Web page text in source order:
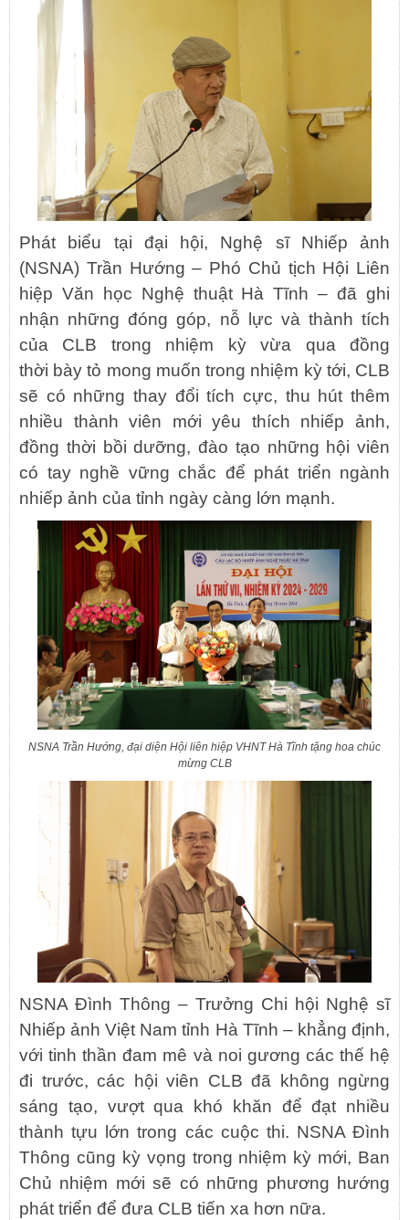
Phát biểu tại đại hội, Nghệ sĩ Nhiếp ảnh
(NSNA) Trần Hướng – Phó Chủ tịch Hội Liên
hiệp Văn học Nghệ thuật Hà Tĩnh – đã ghi
nhận những đóng góp, nỗ lực và thành tích
của CLB trong nhiệm kỳ vừa qua đồng
thời bày tỏ mong muốn trong nhiệm kỳ tới, CLB
sẽ có những thay đổi tích cực, thu hút thêm
nhiều thành viên mới yêu thích nhiếp ảnh,
đồng thời bồi dưỡng, đào tạo những hội viên
có tay nghề vững chắc để phát triển ngành
nhiếp ảnh của tỉnh ngày càng lớn mạnh.
NSNA Trần Hướng, đại diện Hội liên hiệp VHNT Hà Tĩnh tặng hoa chúc
mừng CLB
NSNA Đình Thông – Trưởng Chi hội Nghệ sĩ
Nhiếp ảnh Việt Nam tỉnh Hà Tĩnh – khẳng định,
với tinh thần đam mê và noi gương các thế hệ
đi trước, các hội viên CLB đã không ngừng
sáng tạo, vượt qua khó khăn để đạt nhiều
thành tựu lớn trong các cuộc thi. NSNA Đình
Thông cũng kỳ vọng trong nhiệm kỳ mới, Ban
Chủ nhiệm mới sẽ có những phương hướng
phát triển để đưa CLB tiến xa hơn nữa.